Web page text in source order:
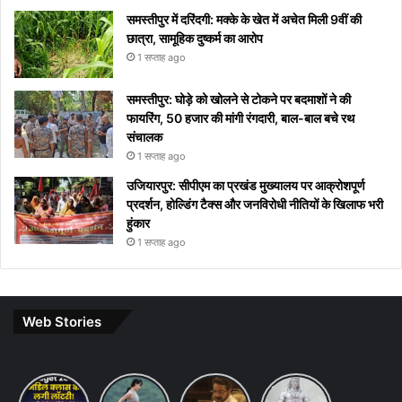
समस्तीपुर में दरिंदगी: मक्के के खेत में अचेत मिली 9वीं की
छात्रा, सामूहिक दुष्कर्म का आरोप
1 सप्ताह ago
समस्तीपुर: घोड़े को खोलने से टोकने पर बदमाशों ने की
फायरिंग, 50 हजार की मांगी रंगदारी, बाल-बाल बचे रथ
संचालक
1 सप्ताह ago
उजियारपुर: सीपीएम का प्रखंड मुख्यालय पर आक्रोशपूर्ण
प्रदर्शन, होल्डिंग टैक्स और जनविरोधी नीतियों के खिलाफ भरी
हुंकार
1 सप्ताह ago
Web Stories
Budget
7 ways
khakee
10 Lines